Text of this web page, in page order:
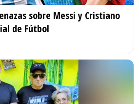
sobre Messi y Cristiano
de Fútbol